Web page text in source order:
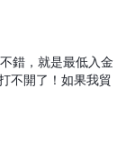
錯，就是最低入金
不開了！如果我貿